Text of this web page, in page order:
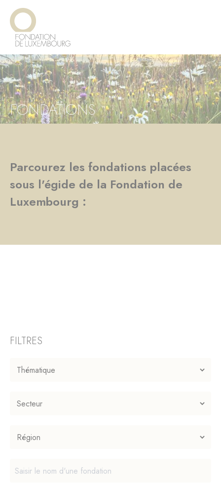
Aller
contenu
principal
FONDATIONS
Parcourez les fondations placées
sous l'égide de la Fondation de
Luxembourg :
FILTRES
Panneau de gestion des cookies